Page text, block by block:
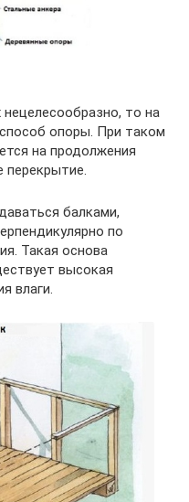
то на
опоры. При таком
на продолжения
балками,
по
Такая основа
высокая
влаги.